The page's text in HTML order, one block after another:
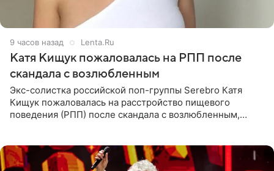
9 часов назад Lenta.Ru
Катя Кищук пожаловалась на РПП после
скандала с возлюбленным
Экс-солистка российской поп-группы Serebro Катя
Кищук пожаловалась на расстройство пищевого
поведения (РПП) после скандала с возлюбленным,